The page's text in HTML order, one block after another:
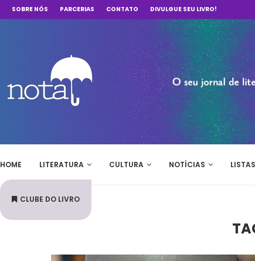
SOBRE NÓS PARCERIAS CONTATO DIVULGUE SEU LIVRO!
HOME LITERATURA CULTURA NOTÍCIAS LISTAS
CLUBE DO LIVRO